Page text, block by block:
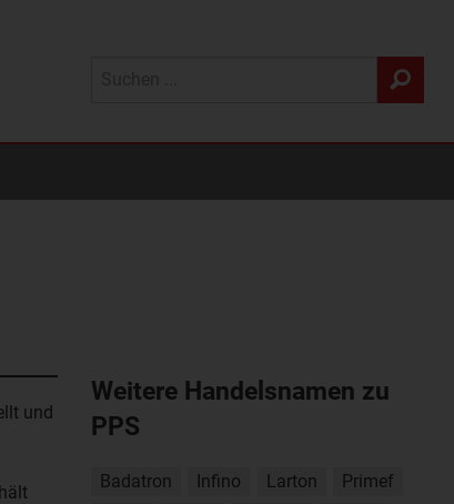
und
Weitere Handelsnamen zu
PPS
Badatron Infino Larton
Primef